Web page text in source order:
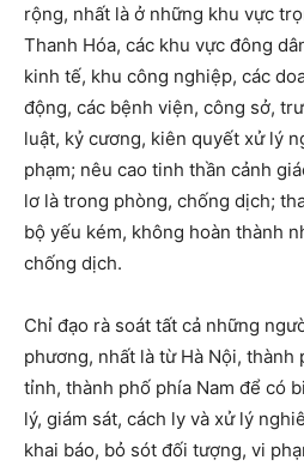
rộng, nhất là ở những khu vực
Thanh Hóa, các khu vực đông
kinh tế, khu công nghiệp, các
động, các bệnh viện, công sở,
luật, kỷ cương, kiên quyết xử lý
phạm; nêu cao tinh thần cảnh
lơ là trong phòng, chống dịch;
bộ yếu kém, không hoàn thành
chống dịch.
Chỉ đạo rà soát tất cả những
phương, nhất là từ Hà Nội, thành
tỉnh, thành phố phía Nam để có
lý, giám sát, cách ly và xử lý
khai báo, bỏ sót đối tượng, vi